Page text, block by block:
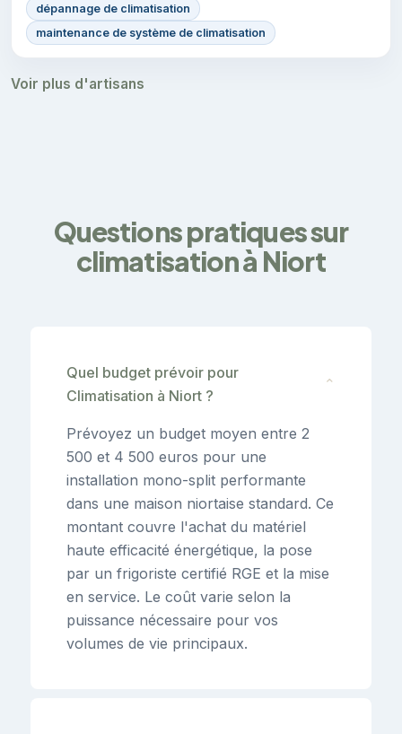
dépannage de climatisation
maintenance de système de climatisation
Voir plus d'artisans
Questions pratiques sur
climatisation à Niort
Quel budget prévoir pour
Climatisation à Niort ?
⌄
Prévoyez un budget moyen entre 2
500 et 4 500 euros pour une
installation mono-split performante
dans une maison niortaise standard. Ce
montant couvre l'achat du matériel
haute efficacité énergétique, la pose
par un frigoriste certifié RGE et la mise
en service. Le coût varie selon la
puissance nécessaire pour vos
volumes de vie principaux.